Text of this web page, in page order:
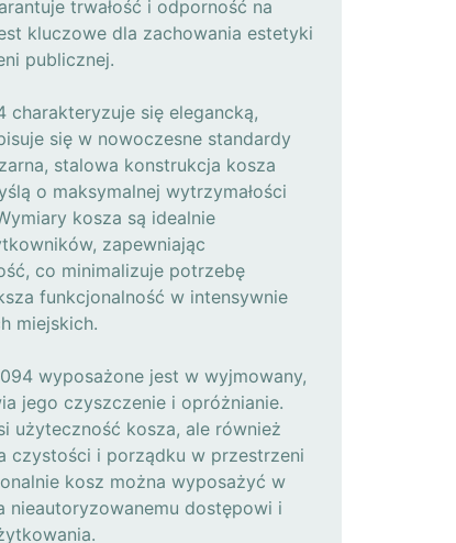
trwałość i odporność na
kluczowe dla zachowania estetyki
publicznej.
charakteryzuje się elegancką,
się w nowoczesne standardy
stalowa konstrukcja kosza
o maksymalnej wytrzymałości
kosza są idealnie
zapewniając
co minimalizuje potrzebę
funkcjonalność w intensywnie
miejskich.
wyposażone jest w wyjmowany,
jego czyszczenie i opróżnianie.
użyteczność kosza, ale również
czystości i porządku w przestrzeni
kosz można wyposażyć w
nieautoryzowanemu dostępowi i